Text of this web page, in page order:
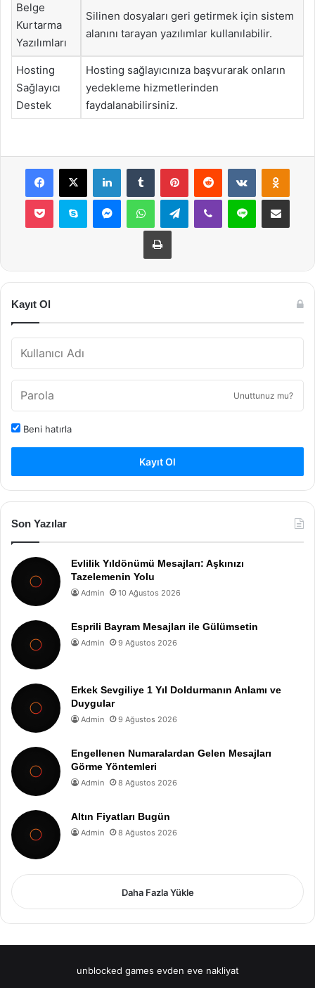
Belge
Kurtarma
Yazılımları
Silinen dosyaları geri getirmek için sistem
alanını tarayan yazılımlar kullanılabilir.
Hosting
Sağlayıcı
Destek
Hosting sağlayıcınıza başvurarak onların
yedekleme hizmetlerinden
faydalanabilirsiniz.
Facebook
X LinkedInTumblr PinterestReddit VKontakte
Pocket Skype MessengerWhatsAppTelegramViber Line E-Posta ile
Yazdır
Kayıt Ol
Unuttunuz mu?
Beni hatırla
Kayıt Ol
Son Yazılar
Evlilik Yıldönümü Mesajları: Aşkınızı
Tazelemenin Yolu
Admin 10 Ağustos 2026
Esprili Bayram Mesajları ile Gülümsetin
Admin 9 Ağustos 2026
Erkek Sevgiliye 1 Yıl Doldurmanın Anlamı ve
Duygular
Admin 9 Ağustos 2026
Engellenen Numaralardan Gelen Mesajları
Görme Yöntemleri
Admin 8 Ağustos 2026
Altın Fiyatları Bugün
Admin 8 Ağustos 2026
Daha Fazla Yükle
unblocked games evden eve nakliyat